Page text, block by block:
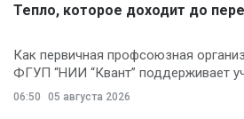
Тепло, которое доходит до
Как первичная профсоюзная
ФГУП “НИИ “Квант” поддерживает
06:50 05 августа 2026